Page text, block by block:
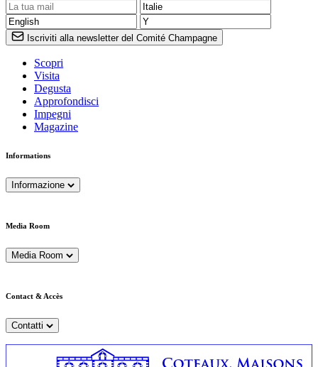
Iscriviti alla newsletter del Comité Champagne
Scopri
Visita
Degusta
Approfondisci
Impegni
Magazine
Informations
Informazione
Media Room
Media Room
Contact & Accès
Contatti